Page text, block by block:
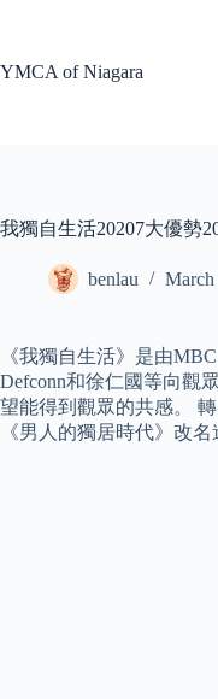
YMCA of Niagara
我獨自生活20207大優勢
benlau March
《我獨自生活》是由
Defconn和徐仁國等向觀
望能得到觀眾的共感。
《男人的獨居時代》改